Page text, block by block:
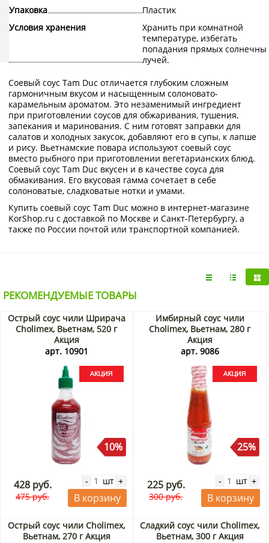
Упаковка
Пластик
Условия хранения
Хранить при комнатной
температуре, избегать
попадания прямых
лучей.
Соевый соус Tam Duc отличается глубоким сложным
гармоничным вкусом и насыщенным солоновато-
карамельным ароматом. Это незаменимый ингредиент
при приготовлении соусов для обжаривания, тушения,
запекания и маринования. С ним готовят заправки для
салатов и холодных закусок, добавляют его в супы, к лапше
и рису. Вьетнамские повара используют соевый соус
вместо рыбного при приготовлении вегетарианских блюд.
Соевый соус Tam Duc вкусен и в качестве соуса для
обмакивания. Его вкусовая гамма сочетает в себе
солоноватые, сладковатые нотки и умами.
Купить соевый соус Tam Duc можно в интернет-магазине
KorShop.ru с доставкой по Москве и Санкт-Петербургу, а
также по России почтой или транспортной компанией.
РЕКОМЕНДУЕМЫЕ ТОВАРЫ
Острый соус чили Шрирача
Cholimex, Вьетнам, 520 г
Акция
арт. 10901
10%
428 руб.
475 руб.
- шт +
В корзину
Имбирный соус чили
Cholimex, Вьетнам, 280 г
Акция
арт. 9086
25%
225 руб.
300 руб.
- шт +
В корзину
Острый соус чили Cholimex,
Вьетнам, 270 г Акция
Сладкий соус чили Cholimex,
Вьетнам, 300 г Акция